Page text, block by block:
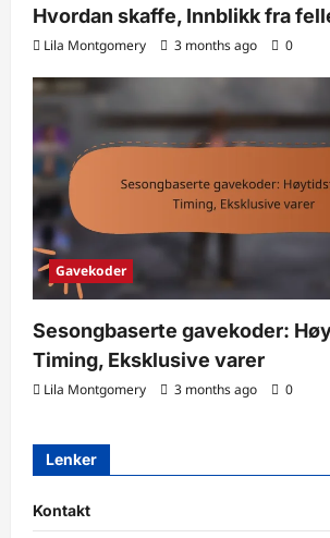
Hvordan skaffe, Innblikk fra
Lila Montgomery 3 months ago 0
Gavekoder
Sesongbaserte gavekoder:
Timing, Eksklusive varer
Lila Montgomery 3 months ago 0
Lenker
Kontakt